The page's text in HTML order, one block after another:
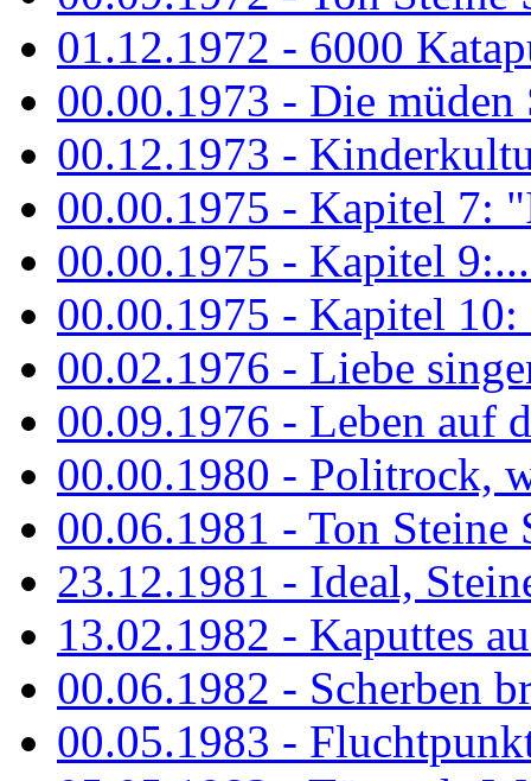
01.12.1972 - 6000
00.00.1973 - Die müden
00.12.1973 -
00.00.1975 - Kapitel 7:
00.00.1975 - Kapitel
00.00.1975 - Kapitel
00.02.1976 - Liebe
00.09.1976 - Leben auf
00.00.1980 - Politrock,
00.06.1981 - Ton Steine
23.12.1981 - Ideal,
13.02.1982 - Kaputtes
00.06.1982 - Scherben
00.05.1983 -